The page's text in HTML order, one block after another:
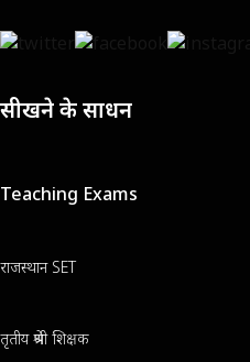
सीखने के साधन
Teaching Exams
राजस्थान SET
तृतीय श्रेणी शिक्षक